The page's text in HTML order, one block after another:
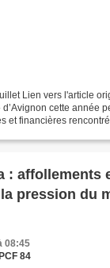
Lien vers l'article
cette année
et financières
: affollements
pression du
08:45
84